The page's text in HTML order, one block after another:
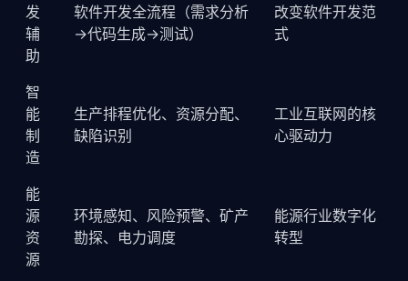
发
辅
助
软件开发全流程（需求分析
→代码生成→测试）
改变软件开发范
式
智
能
制
造
生产排程优化、资源分配、
缺陷识别
工业互联网的核
心驱动力
能
源
资
源
环境感知、风险预警、矿产
勘探、电力调度
能源行业数字化
转型